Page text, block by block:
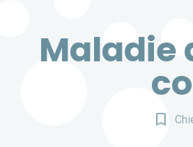
Maladie
bookmark_border